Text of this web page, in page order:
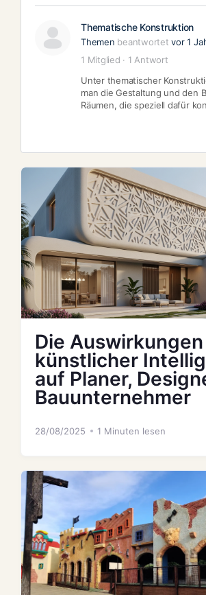
Thematische Konstruktion
Themen beantwortetvor 1
1 Mitglied · 1 Antwort
Unter thematischer
man die Gestaltung und den
Räumen, die speziell dafür
Die Auswirkungen
künstlicher
auf Planer,
Bauunternehmer
28/08/2025 1 Minuten lesen